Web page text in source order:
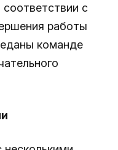
с
работы
команде